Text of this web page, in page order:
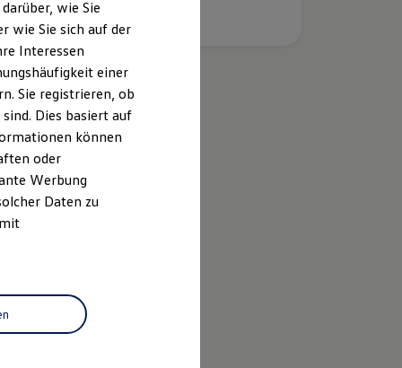
wie Sie
wie Sie sich auf der
Interessen
einer
Sie registrieren, ob
Dies basiert auf
können
oder
Werbung
Daten zu